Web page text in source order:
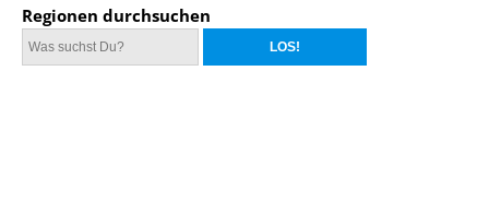
Regionen durchsuchen